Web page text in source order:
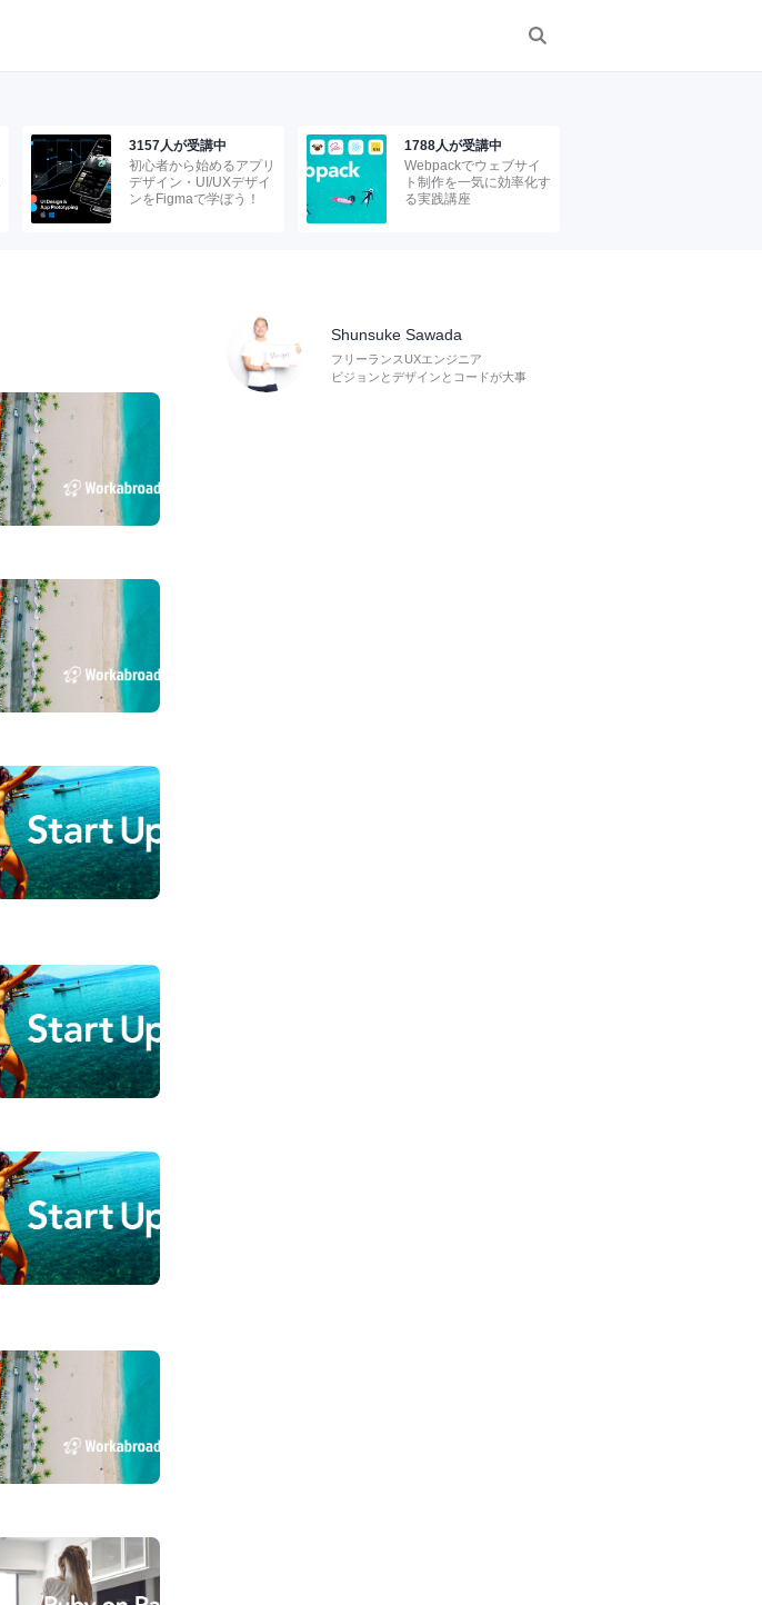
3157人が受講中
初心者から始めるアプリ
デザイン・UI/UXデザイ
ンをFigmaで学ぼう！
1788人が受講中
Webpackでウェブサイ
ト制作を一気に効率化す
る実践講座
Shunsuke Sawada
フリーランスUXエンジニア
ビジョンとデザインとコードが大事